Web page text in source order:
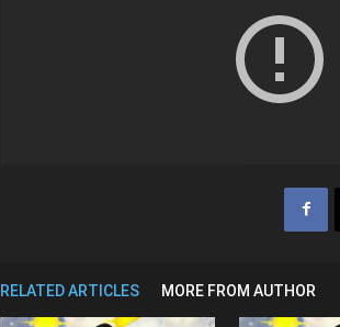
RELATED ARTICLES MORE FROM AUTHOR